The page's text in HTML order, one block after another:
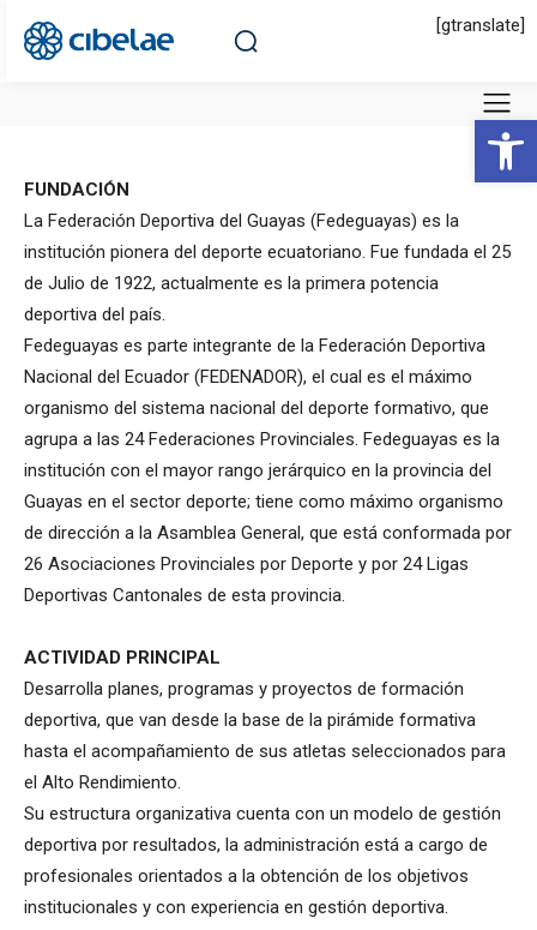
Abrir
[gtranslate]
FUNDACIÓN
La Federación Deportiva del Guayas (Fedeguayas) es la
institución pionera del deporte ecuatoriano. Fue fundada el 25
de Julio de 1922, actualmente es la primera potencia
deportiva del país.
Fedeguayas es parte integrante de la Federación Deportiva
Nacional del Ecuador (FEDENADOR), el cual es el máximo
organismo del sistema nacional del deporte formativo, que
agrupa a las 24 Federaciones Provinciales. Fedeguayas es la
institución con el mayor rango jerárquico en la provincia del
Guayas en el sector deporte; tiene como máximo organismo
de dirección a la Asamblea General, que está conformada por
26 Asociaciones Provinciales por Deporte y por 24 Ligas
Deportivas Cantonales de esta provincia.
ACTIVIDAD PRINCIPAL
Desarrolla planes, programas y proyectos de formación
deportiva, que van desde la base de la pirámide formativa
hasta el acompañamiento de sus atletas seleccionados para
el Alto Rendimiento.
Su estructura organizativa cuenta con un modelo de gestión
deportiva por resultados, la administración está a cargo de
profesionales orientados a la obtención de los objetivos
institucionales y con experiencia en gestión deportiva.